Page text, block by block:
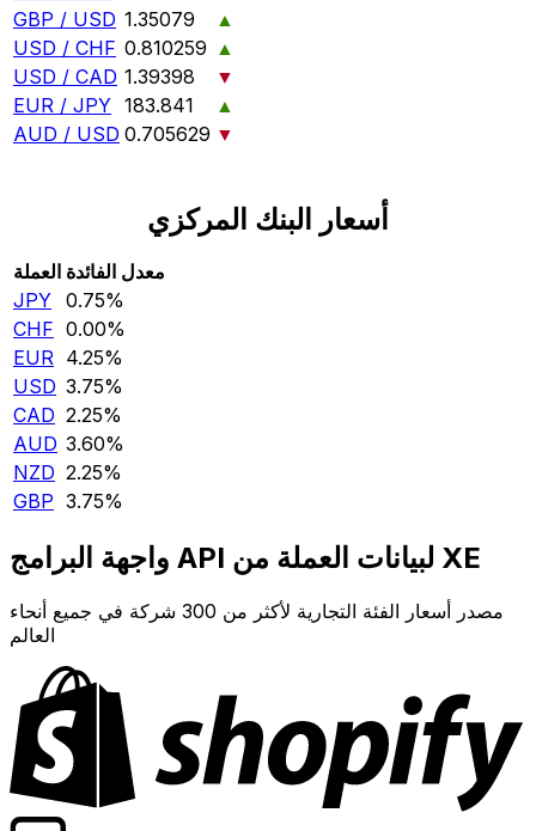
GBP / USD 1.35079
▲
USD / CHF 0.810259 ▲
USD / CAD 1.39398
▼
EUR / JPY 183.841
▲
AUD / USD 0.705629 ▼
أسعار البنك المركزي
العملة معدل الفائدة
JPY 0.75‎%‎
CHF 0.00‎%‎
EUR 4.25‎%‎
USD 3.75‎%‎
CAD 2.25‎%‎
AUD 3.60‎%‎
NZD 2.25‎%‎
GBP 3.75‎%‎
واجهة البرامج API لبيانات العملة من XE
مصدر أسعار الفئة التجارية لأكثر من 300 شركة في جميع أنحاء
العالم